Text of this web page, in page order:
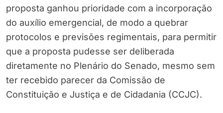
proposta ganhou prioridade com a incorporação
do auxílio emergencial, de modo a quebrar
protocolos e previsões regimentais, para permitir
que a proposta pudesse ser deliberada
diretamente no Plenário do Senado, mesmo sem
ter recebido parecer da Comissão de
Constituição e Justiça e de Cidadania (CCJC).